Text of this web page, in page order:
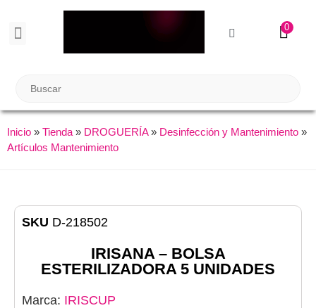
0
Inicio » Tienda » DROGUERÍA» Desinfección y Mantenimiento »
Artículos Mantenimiento
SKU D-218502
IRISANA – BOLSA
ESTERILIZADORA 5 UNIDADES
Marca: IRISCUP